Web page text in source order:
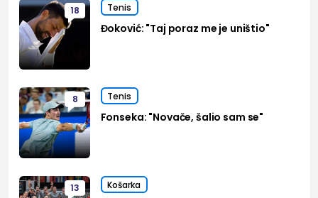
18 Tenis
Đoković: "Taj poraz me je uništio"
8 Tenis
Fonseka: "Novače, šalio sam se"
13 Košarka